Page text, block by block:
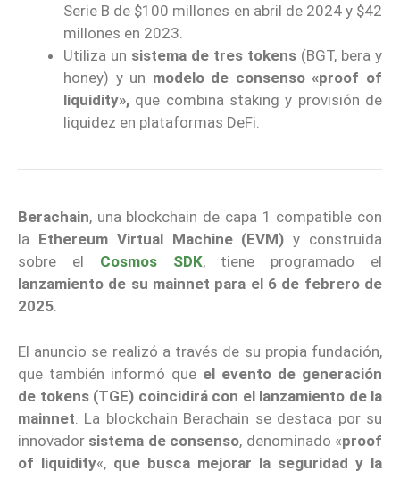
Serie B de $100 millones en abril de 2024 y $42
millones en 2023.
Utiliza un sistema de tres tokens (BGT, bera y
honey) y un modelo de consenso «proof of
liquidity», que combina staking y provisión de
liquidez en plataformas DeFi.
Berachain, una blockchain de capa 1 compatible con
la Ethereum Virtual Machine (EVM) y construida
sobre el Cosmos SDK, tiene programado el
lanzamiento de su mainnet para el 6 de febrero de
2025.
El anuncio se realizó a través de su propia fundación,
que también informó que el evento de generación
de tokens (TGE) coincidirá con el lanzamiento de la
mainnet . La blockchain Berachain se destaca por su
innovador sistema de consenso, denominado «proof
of liquidity«, que busca mejorar la seguridad y la